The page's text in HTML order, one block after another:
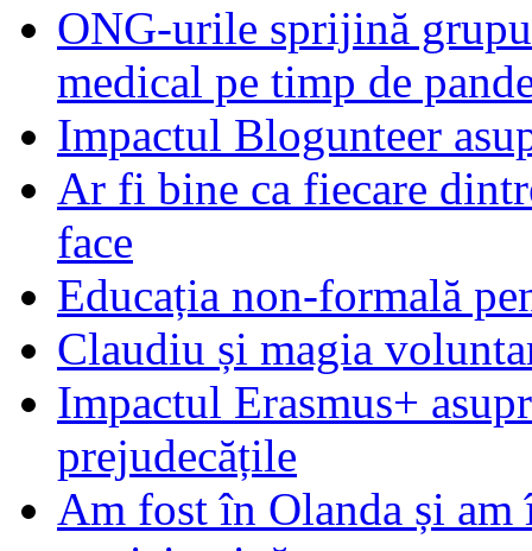
ONG-urile sprijină
medical pe timp de
Impactul Blogunteer
Ar fi bine ca fiecare
face
Educația non-formală
Claudiu și magia
Impactul Erasmus+
prejudecățile
Am fost în Olanda și am